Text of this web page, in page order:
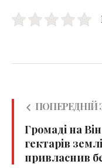
ПОПЕРЕДНІЙ
Громаді на
гектарів
привласнив